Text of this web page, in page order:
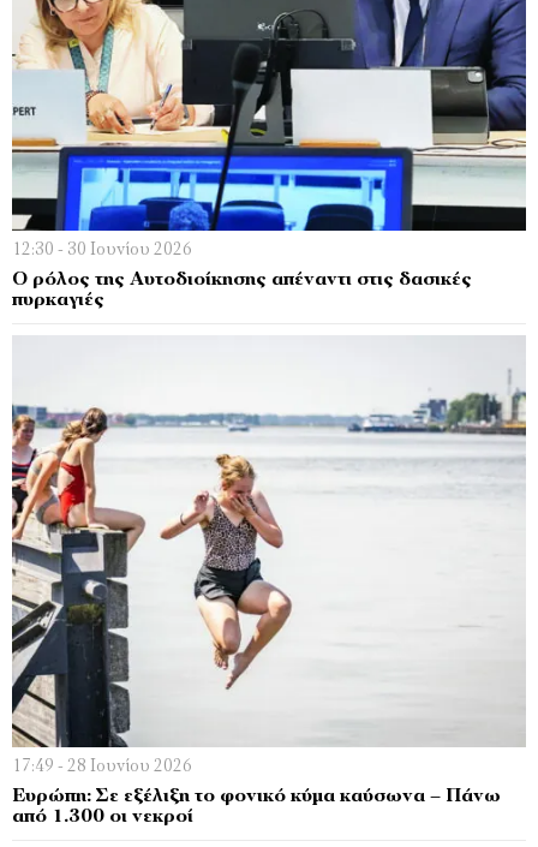
12:30 - 30 Ιουνίου 2026
Ο ρόλος της Αυτοδιοίκησης απέναντι στις δασικές
πυρκαγιές
17:49 - 28 Ιουνίου 2026
Ευρώπη: Σε εξέλιξη το φονικό κύμα καύσωνα – Πάνω
από 1.300 οι νεκροί